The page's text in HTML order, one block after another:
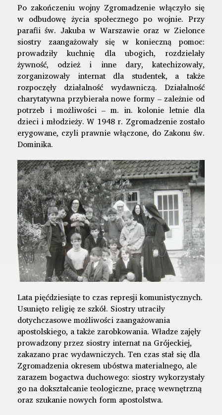
Po zakończeniu wojny Zgromadzenie włączyło się
w odbudowę życia społecznego po wojnie. Przy
parafii św. Jakuba w Warszawie oraz w Zielonce
siostry zaangażowały się w konieczną pomoc:
prowadziły kuchnię dla ubogich, rozdzielały
żywność, odzież i inne dary, katechizowały,
zorganizowały internat dla studentek, a także
rozpoczęły działalność wydawniczą. Działalność
charytatywna przybierała nowe formy – zależnie od
potrzeb i możliwości – m. in. kolonie letnie dla
dzieci i młodzieży. W 1948 r. Zgromadzenie zostało
erygowane, czyli prawnie włączone, do Zakonu św.
Dominika.
Lata pięćdziesiąte to czas represji komunistycznych.
Usunięto religię ze szkół. Siostry utraciły
dotychczasowe możliwości zaangażowania
apostolskiego, a także zarobkowania. Władze zajęły
prowadzony przez siostry internat na Grójeckiej,
zakazano prac wydawniczych. Ten czas stał się dla
Zgromadzenia okresem ubóstwa materialnego, ale
zarazem bogactwa duchowego: siostry wykorzystały
go na dokształcanie teologiczne, pracę wewnętrzną
oraz szukanie nowych form apostolstwa.